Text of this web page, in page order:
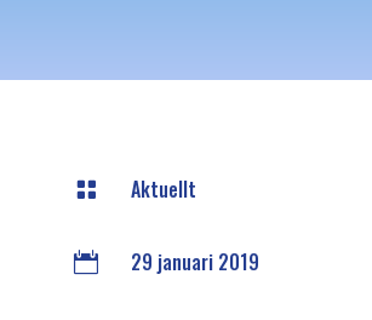
 Aktuellt
 29 januari 2019